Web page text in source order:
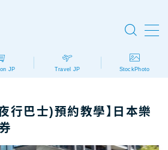
惠
惠？
JP Travel JP StockPhoto
行巴士)預約教學】日本樂